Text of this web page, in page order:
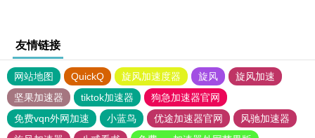
友情链接
网站地图 QuickQ 旋风加速度器 旋风
旋风加速
坚果加速器
tiktok加速器
狗急加速器官网
免费vqn外网加速
小蓝鸟 优途加速器官网
风驰加速器